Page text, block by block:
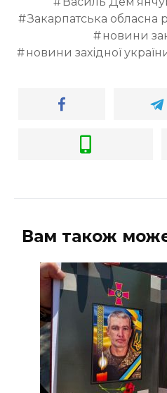
Закарпатська обласна
новини
новини західної
Вам також